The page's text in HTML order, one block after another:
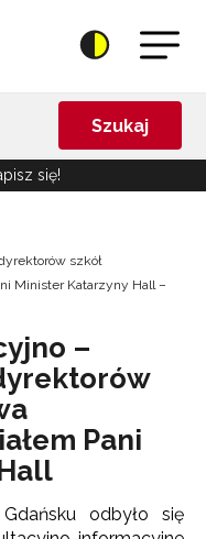
Szukaj
się!
szkół
Minister Katarzyny Hall –
–
Pani
odbyło się